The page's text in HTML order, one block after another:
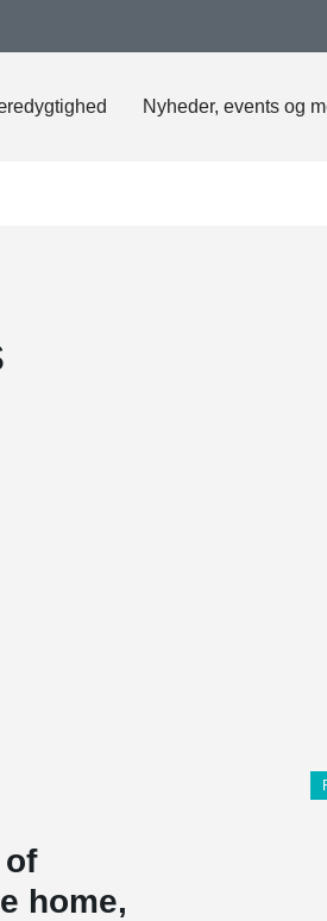
Nyheder, events og
home,